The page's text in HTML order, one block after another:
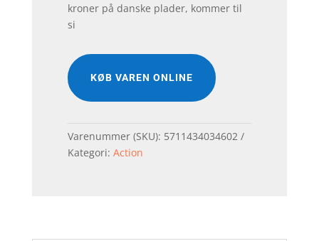
kroner på danske plader, kommer til
si
KØB VAREN ONLINE
Varenummer (SKU): 5711434034602
Kategori: Action